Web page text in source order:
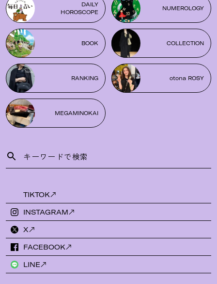
DAILY
HOROSCOPE
NUMEROLOGY
BOOK COLLECTION
RANKING otona ROSY
MEGAMINOKAI
TIKTOK
INSTAGRAM
X
FACEBOOK
LINE